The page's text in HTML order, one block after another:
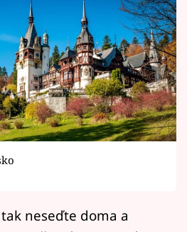
Vary
neseďte doma a